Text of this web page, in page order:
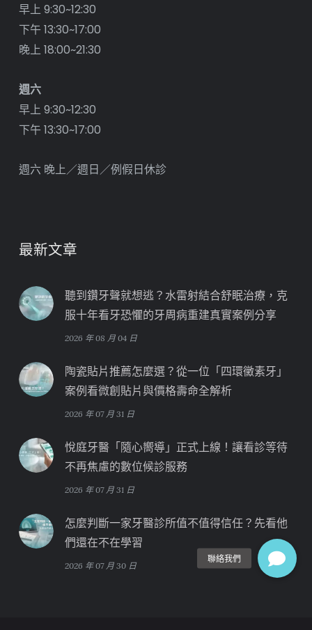
早上 9:30~12:30
下午 13:30~17:00
晚上 18:00~21:30
週六
早上 9:30~12:30
下午 13:30~17:00
週六 晚上／週日／例假日休診
最新文章
聽到鑽牙聲就想逃？水雷射結合舒眠治療，克
服十年看牙恐懼的牙周病重建真實案例分享
2026 年 08 月 04 日
陶瓷貼片推薦怎麼選？從一位「四環黴素牙」
案例看微創貼片與價格壽命全解析
2026 年 07 月 31 日
悅庭牙醫「隨心嚮導」正式上線！讓看診等待
不再焦慮的數位候診服務
2026 年 07 月 31 日
怎麼判斷一家牙醫診所值不值得信任？先看他
們還在不在學習
2026 年 07 月 30 日